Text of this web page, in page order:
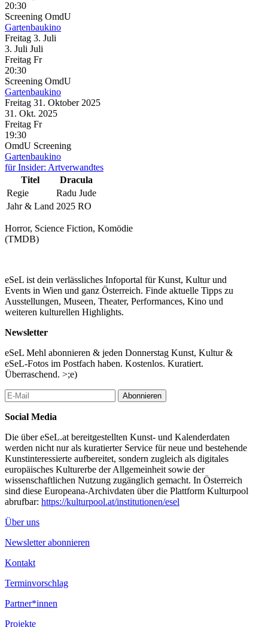
20:30
Screening OmdU
Gartenbaukino
Freitag 3. Juli
3. Juli Juli
Freitag Fr
20:30
Screening OmdU
Gartenbaukino
Freitag 31. Oktober 2025
31. Okt. 2025
Freitag Fr
19:30
OmdU Screening
Gartenbaukino
für Insider: Artverwandtes
Titel
Dracula
Regie
Radu Jude
Jahr & Land 2025 RO
Horror, Science Fiction, Komödie
(TMDB)
eSeL ist dein verlässliches Infoportal für Kunst, Kultur und
Events in Wien und ganz Österreich. Finde aktuelle Tipps zu
Ausstellungen, Museen, Theater, Performances, Kino und
weiteren kulturellen Highlights.
Newsletter
eSeL Mehl abonnieren & jeden Donnerstag Kunst, Kultur &
eSeL-Fotos im Postfach haben. Kostenlos. Kuratiert.
Überraschend. >;e)
Abonnieren
Social Media
Die über eSeL.at bereitgestellten Kunst- und Kalenderdaten
werden nicht nur als kuratierter Service für neue und bestehende
Kunstinteressierte aufbereitet, sondern zugleich als digitales
europäisches Kulturerbe der Allgemeinheit sowie der
wissenschaftlichen Nutzung zugänglich gemacht. In Österreich
sind diese Europeana-Archivdaten über die Plattform Kulturpool
abrufbar: https://kulturpool.at/institutionen/esel
Über uns
Newsletter abonnieren
Kontakt
Terminvorschlag
Partner*innen
Projekte